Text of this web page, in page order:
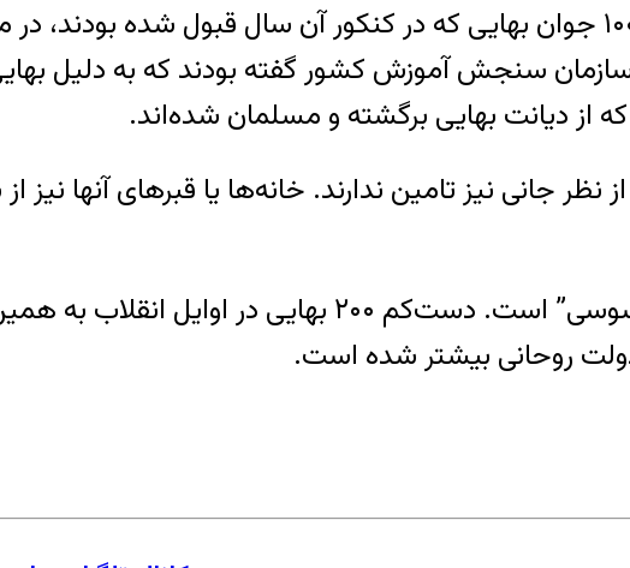
پاییز سال ۹۶ منابع نزدیک به بهاییان گزارش دادند که بیش از ۱۰۰ جوان بهایی که در کنکور آن سال
سازمان سنجش آموزش کشور گفته بودند که به دلیل
که از دیانت بهایی برگشته و مسلمان شده‌اند.
نظر جانی نیز تامین ندارند. خانه‌ها یا قبرهای آنها
بیشترین اتهامی که حکومت ایران متوجه بهاییان می‌کند “جاسوسی” است.
دولت روحانی بیشتر شده است.